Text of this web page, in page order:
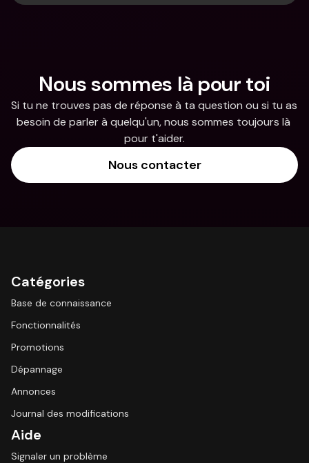
Nous sommes là pour toi
Si tu ne trouves pas de réponse à ta question ou si tu as
besoin de parler à quelqu'un, nous sommes toujours là
pour t'aider.
Nous contacter
Catégories
Base de connaissance
Fonctionnalités
Promotions
Dépannage
Annonces
Journal des modifications
Aide
Signaler un problème